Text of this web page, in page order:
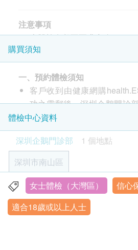
血壓
身高
體重
評估健康史、疾病風險、職業
傳染性疾病
水痘-帶狀疱疹病毒
性病檢查
人乳頭瘤病毒基因分型檢測：高
18、52、53、56、58、59、45、
73、82、66、26、31、33、35、
注意事項
本體檢套餐不要求空腹。
處於生殖器用藥期（包括外
理期（月經期間）時，不能
購買須知
一、預約體檢須知
客戶收到由健康網購
功之電郵後，深圳企鵝門診
天的辦公時間內，致電客戶
地點。客戶亦可至少提前1
深圳企鵝門診部進行預約
19076182486）。
客戶至現場後，深圳企鵝門
戶的姓名、出生年月日、
health.ESDlife訂購成功之電
訂單如需改期，請至少提前1
體檢中心資料
深圳企鵝門診部
1 個地點
深圳市南山區
深圳市南山區軟件產業基地海天二路
室
營業時間：星期二至星期六 上午
女士體檢（大灣區）
信心
適合18歲或以上人士